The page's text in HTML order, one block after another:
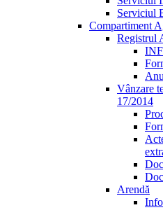
Serviciul
Compartiment
Registrul
Vânzare
17/2014
Arendă